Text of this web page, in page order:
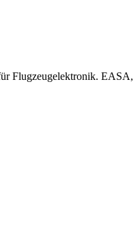
Flugzeugelektronik. EASA,